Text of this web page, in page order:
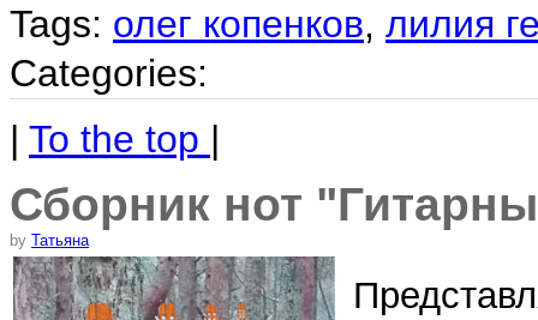
Tags: олег копенков, лилия
Categories:
| To the top |
Сборник нот
by Татьяна